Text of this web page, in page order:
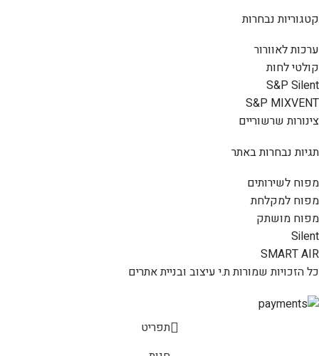
קטגוריות נבחרות
ערכות לאוורור
קולטי לחות
S&P Silent
S&P MIXVENT
צינורות שרשוריים
תגיות נבחרות באתר
מפוח לשירותים
מפוח למקלחת
מפוח מושתק
Silent
SMART AIR
כל הזכויות שמורות ת.י עיצוב ובניית אתרים
תפריט